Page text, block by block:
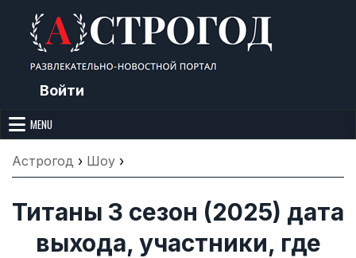
content
Войти
Астрогод: Праздники сегодня,
Лунный календарь, Приметы,
Что нельзя делать, Гороскопы и
Сонник
приметы, точный гороскоп и толкование снов. Читайте, что можно и
MENU
Астрогод › Шоу ›
Титаны 3 сезон (2025) дата
выхода, участники, где